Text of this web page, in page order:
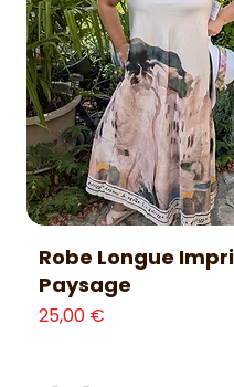
Aperçu rapide
Robe Longue
Paysage
Prix
25,00 €